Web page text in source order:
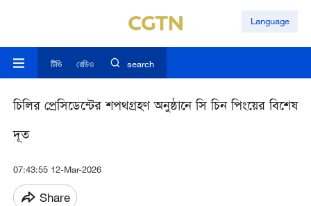
Language
টিভি রেডিও search
চিলির প্রেসিডেন্টের শপথগ্রহণ অনুষ্ঠানে সি চিন পিংয়ের বিশেষ
দূত
07:43:55 12-Mar-2026
Share